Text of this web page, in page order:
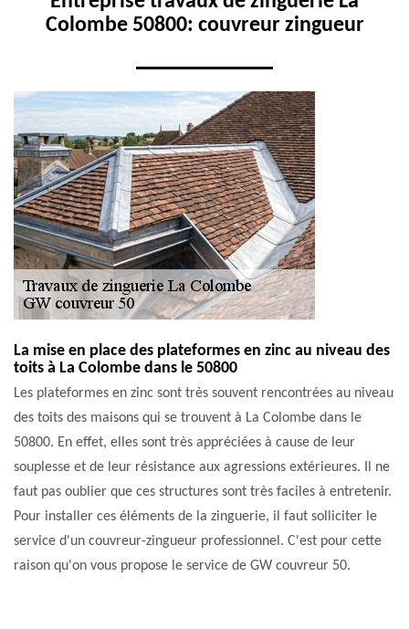
Colombe 50800: couvreur zingueur
La mise en place des plateformes en zinc au niveau des
toits à La Colombe dans le 50800
Les plateformes en zinc sont très souvent rencontrées au niveau
des toits des maisons qui se trouvent à La Colombe dans le
50800. En effet, elles sont très appréciées à cause de leur
souplesse et de leur résistance aux agressions extérieures. Il ne
faut pas oublier que ces structures sont très faciles à entretenir.
Pour installer ces éléments de la zinguerie, il faut solliciter le
service d'un couvreur-zingueur professionnel. C'est pour cette
raison qu'on vous propose le service de GW couvreur 50.